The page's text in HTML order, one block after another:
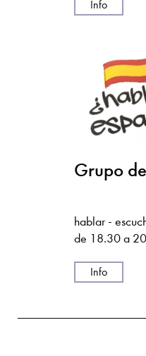
Info
Grupo
hablar -
de 18.30 a
Info